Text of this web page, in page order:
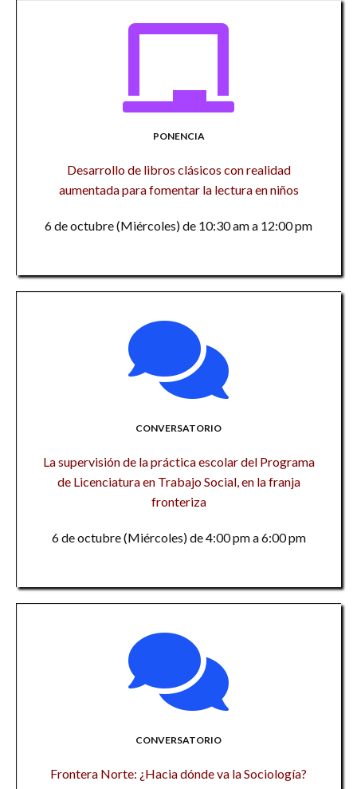
PONENCIA
Desarrollo de libros clásicos con realidad
aumentada para fomentar la lectura en niños
6 de octubre (Miércoles) de 10:30 am a 12:00 pm
CONVERSATORIO
La supervisión de la práctica escolar del Programa
de Licenciatura en Trabajo Social, en la franja
fronteriza
6 de octubre (Miércoles) de 4:00 pm a 6:00 pm
CONVERSATORIO
Frontera Norte: ¿Hacia dónde va la Sociología?